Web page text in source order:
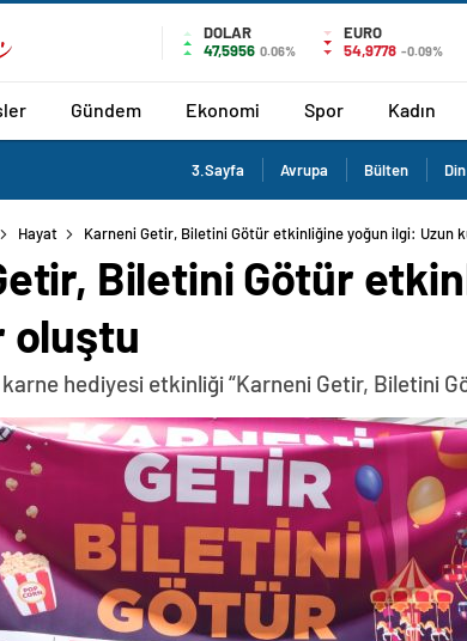
DOLAR
47,5956 0.06%
EURO
54,9778 -0.09%
Gündem Ekonomi Spor Kadın
3.Sayfa Avrupa Bülten Din
Hayat Karneni Getir, Biletini Götür etkinliğine yoğun ilgi: Uzun
Biletini Götür
oluştu
hediyesi etkinliği “Karneni Getir, Biletini